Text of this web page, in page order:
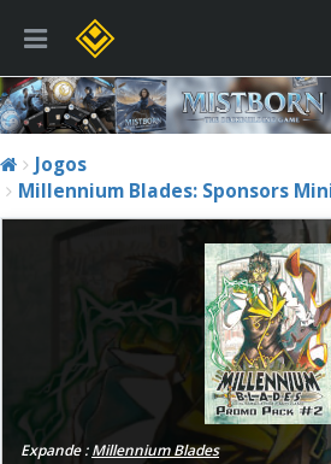
Jogos
Millennium Blades: Sponsors
Expande :Millennium Blades